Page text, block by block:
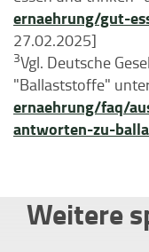
ernaehrung/gut-
27.02.2025]
3Vgl. Deutsche
"Ballaststoffe"
ernaehrung/faq/
antworten-zu-
Weitere